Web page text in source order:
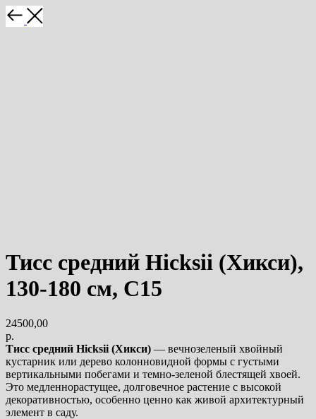
Тисс средний Hicksii (Хикси),
130-180 см, С15
24500,00
р.
Тисс средний Hicksii (Хикси) — вечнозеленый хвойный
кустарник или дерево колонновидной формы с густыми
вертикальными побегами и темно-зеленой блестящей хвоей.
Это медленнорастущее, долговечное растение с высокой
декоративностью, особенно ценно как живой архитектурный
элемент в саду.